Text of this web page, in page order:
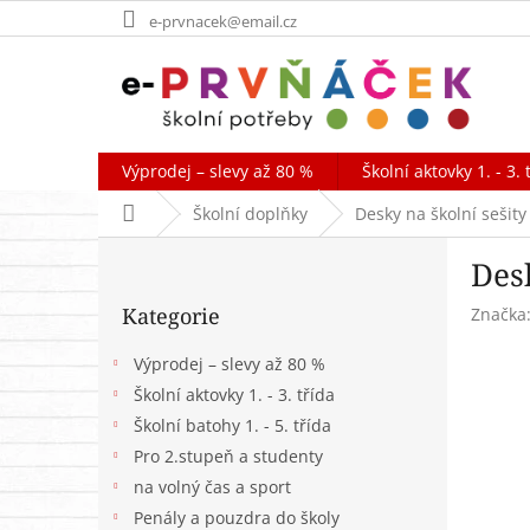
na
e-prvnacek@email.cz
Výprodej – slevy až 80 % Školní aktovky 1. - 3.
Domů Školní doplňky Desky na školní
P
kategorie
Kategorie
Výprodej – slevy až 80 %
Školní aktovky 1. - 3. třída
Školní batohy 1. - 5. třída
Pro 2.stupeň a studenty
na volný čas a sport
Penály a pouzdra do školy
Značka: